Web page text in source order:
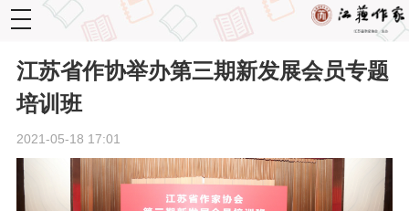
toggle
navigation
江苏省作协举办第三期新发展会员专题
培训班
2021-05-18 17:01